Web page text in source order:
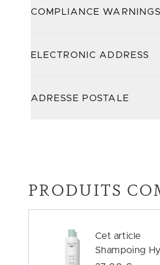
COMPLIANCE WARNINGS
ELECTRONIC ADDRESS
ADRESSE POSTALE
PRODUITS
Cet article
Shampoing